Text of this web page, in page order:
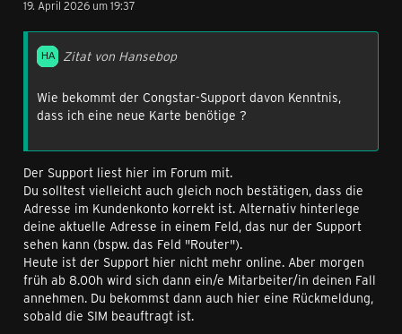
19. April 2026 um 19:37
Zitat von Hansebop
Wie bekommt der Congstar-Support davon Kenntnis,
dass ich eine neue Karte benötige ?
Der Support liest hier im Forum mit.
Du solltest vielleicht auch gleich noch bestätigen, dass die
Adresse im Kundenkonto korrekt ist. Alternativ hinterlege
deine aktuelle Adresse in einem Feld, das nur der Support
sehen kann (bspw. das Feld "Router").
Heute ist der Support hier nicht mehr online. Aber morgen
früh ab 8.00h wird sich dann ein/e Mitarbeiter/in deinen Fall
annehmen. Du bekommst dann auch hier eine Rückmeldung,
sobald die SIM beauftragt ist.